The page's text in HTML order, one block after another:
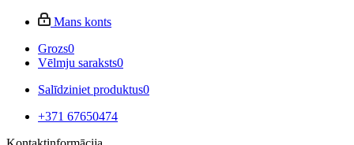
Mans konts
Grozs0
Vēlmju saraksts0
Salīdziniet produktus0
+371 67650474